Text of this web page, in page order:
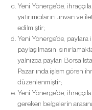
Yeni Yönerge’de,
yatırımcıların unvan ve
edilmiştir;
Yeni Yönerge’de,
paylaşılmasını
yalnızca payları Borsa
Pazar’ında işlem gören
düzenlenmiştir;
Yeni Yönerge’de,
gereken belgelerin